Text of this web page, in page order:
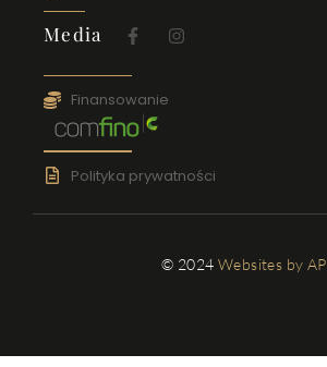
Media
Finansowanie
Polityka prywatności
© 2024Websites by AP